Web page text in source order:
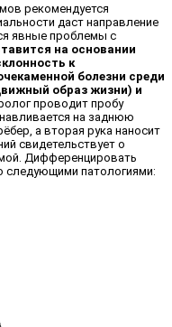
рекомендуется
даст направление
явные проблемы с
на основании
к
болезни среди
образ жизни) и
проводит пробу
на заднюю
а вторая рука наносит
свидетельствует о
Дифференцировать
следующими патологиями: